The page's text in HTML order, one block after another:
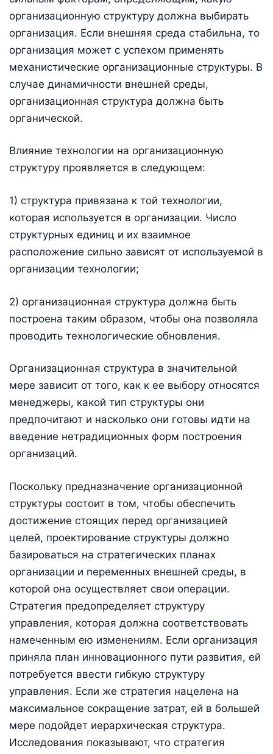
организационную структуру должна выбирать
организация. Если внешняя среда стабильна, то
организация может с успехом применять
механистические организационные структуры. В
случае динамичности внешней среды,
организационная структура должна быть
органической.
Влияние технологии на организационную
структуру проявляется в следующем:
1) структура привязана к той технологии,
которая используется в организации. Число
структурных единиц и их взаимное
расположение сильно зависят от используемой в
организации технологии;
2) организационная структура должна быть
построена таким образом, чтобы она позволяла
проводить технологические обновления.
Организационная структура в значительной
мере зависит от того, как к ее выбору относятся
менеджеры, какой тип структуры они
предпочитают и насколько они готовы идти на
введение нетрадиционных форм построения
организаций.
Поскольку предназначение организационной
структуры состоит в том, чтобы обеспечить
достижение стоящих перед организацией
целей, проектирование структуры должно
базироваться на стратегических планах
организации и переменных внешней среды, в
которой она осуществляет свои операции.
Стратегия предопределяет структуру
управления, которая должна соответствовать
намеченным ею изменениям. Если организация
приняла план инновационного пути развития, ей
потребуется ввести гибкую структуру
управления. Если же стратегия нацелена на
максимальное сокращение затрат, ей в большей
мере подойдет иерархическая структура.
Исследования показывают, что стратегия